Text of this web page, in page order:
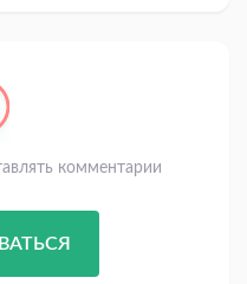
комментарии